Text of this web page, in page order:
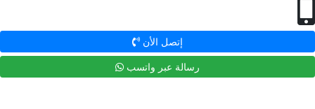
إتصل الأن
رسالة عبر واتسب